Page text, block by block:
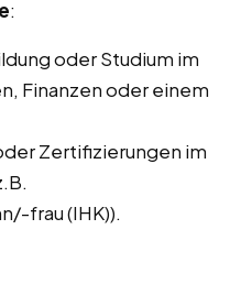
:
oder Studium im
Finanzen oder einem
Zertifizierungen im
frau (IHK)).